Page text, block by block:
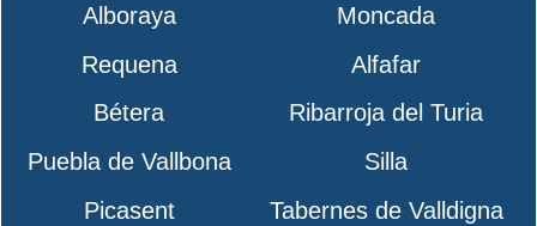
Alboraya
Moncada
Requena
Alfafar
Bétera
Ribarroja del Turia
Puebla de Vallbona
Silla
Picasent
Tabernes de Valldigna